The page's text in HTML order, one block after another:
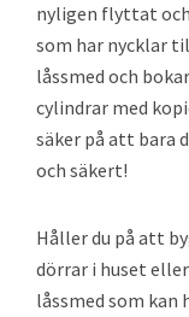
nyligen flyttat
som har nycklar
låssmed och
cylindrar med
säker på att bara
och säkert!
Håller du på att
dörrar i huset
låssmed som kan